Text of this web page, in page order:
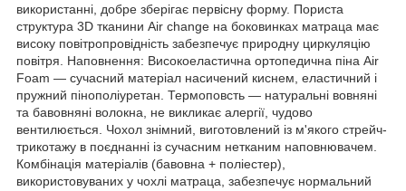
використанні, добре зберігає первісну форму. Пориста
структура 3D тканини Air change на боковинках матраца має
високу повітропровідність забезпечує природну циркуляцію
повітря. Наповнення: Високоеластична ортопедична піна Air
Foam — сучасний матеріал насичений киснем, еластичний і
пружний пінополіуретан. Термоповсть — натуральні вовняні
та бавовняні волокна, не викликає алергії, чудово
вентилюється. Чохол знімний, виготовлений із м'якого стрейч-
трикотажу в поєднанні із сучасним нетканим наповнювачем.
Комбінація матеріалів (бавовна + поліестер),
використовуваних у чохлі матраца, забезпечує нормальний